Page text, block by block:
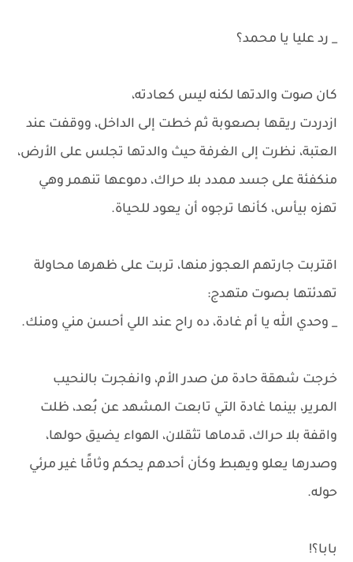
_ رد عليا يا محمد؟
كان صوت والدتها لكنه ليس كعادته،
ازدردت ريقها بصعوبة ثم خطت إلى الداخل، ووقفت عند
العتبة، نظرت إلى الغرفة حيث والدتها تجلس على الأرض،
منكفئة على جسد ممدد بلا حراك، دموعها تنهمر وهي
تهزه بيأس، كأنها ترجوه أن يعود للحياة.
اقتربت جارتهم العجوز منها، تربت على ظهرها محاولة
تهدئتها بصوت متهدج:
_ وحدي الله يا أم غادة، ده راح عند اللي أحسن مني ومنك.
خرجت شهقة حادة من صدر الأم، وانفجرت بالنحيب
المرير، بينما غادة التي تابعت المشهد عن بُعد، ظلت
واقفة بلا حراك، قدماها تثقلان، الهواء يضيق حولها،
وصدرها يعلو ويهبط وكأن أحدهم يحكم وثاقًا غير مرئي
حوله.
بابا؟!